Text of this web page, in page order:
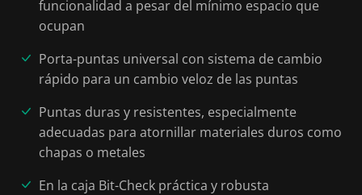
funcionalidad a pesar del mínimo espacio que
ocupan
Porta-puntas universal con sistema de cambio
rápido para un cambio veloz de las puntas
Puntas duras y resistentes, especialmente
adecuadas para atornillar materiales duros como
chapas o metales
En la caja Bit-Check práctica y robusta